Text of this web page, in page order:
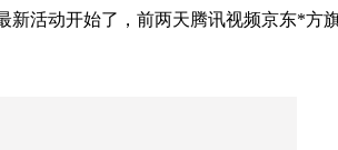
新活动开始了，前两天腾讯视频京东*